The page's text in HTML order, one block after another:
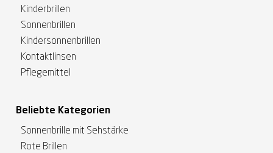
Kinderbrillen
Sonnenbrillen
Kindersonnenbrillen
Kontaktlinsen
Pflegemittel
Beliebte Kategorien
Sonnenbrille mit Sehstärke
Rote Brillen